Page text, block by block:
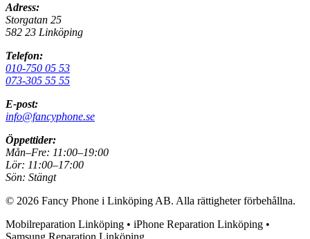
Adress:
Storgatan 25
582 23 Linköping
Telefon:
010-750 05 53
073-305 55 55
E-post:
info@fancyphone.se
Öppettider:
Mån–Fre: 11:00–19:00
Lör: 11:00–17:00
Sön: Stängt
© 2026 Fancy Phone i Linköping AB. Alla rättigheter förbehållna.
Mobilreparation Linköping • iPhone Reparation Linköping •
Samsung Reparation Linköping